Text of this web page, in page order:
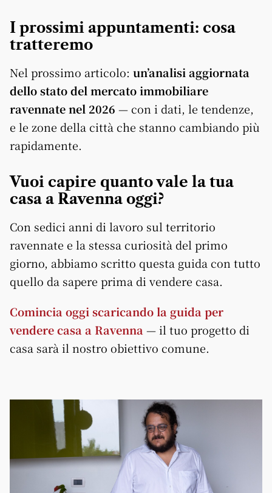
I prossimi appuntamenti: cosa
tratteremo
Nel prossimo articolo: un’analisi aggiornata
dello stato del mercato immobiliare
ravennate nel 2026 — con i dati, le tendenze,
e le zone della città che stanno cambiando più
rapidamente.
Vuoi capire quanto vale la tua
casa a Ravenna oggi?
Con sedici anni di lavoro sul territorio
ravennate e la stessa curiosità del primo
giorno, abbiamo scritto questa guida con tutto
quello da sapere prima di vendere casa.
Comincia oggi scaricando la guida per
vendere casa a Ravenna— il tuo progetto di
casa sarà il nostro obiettivo comune.